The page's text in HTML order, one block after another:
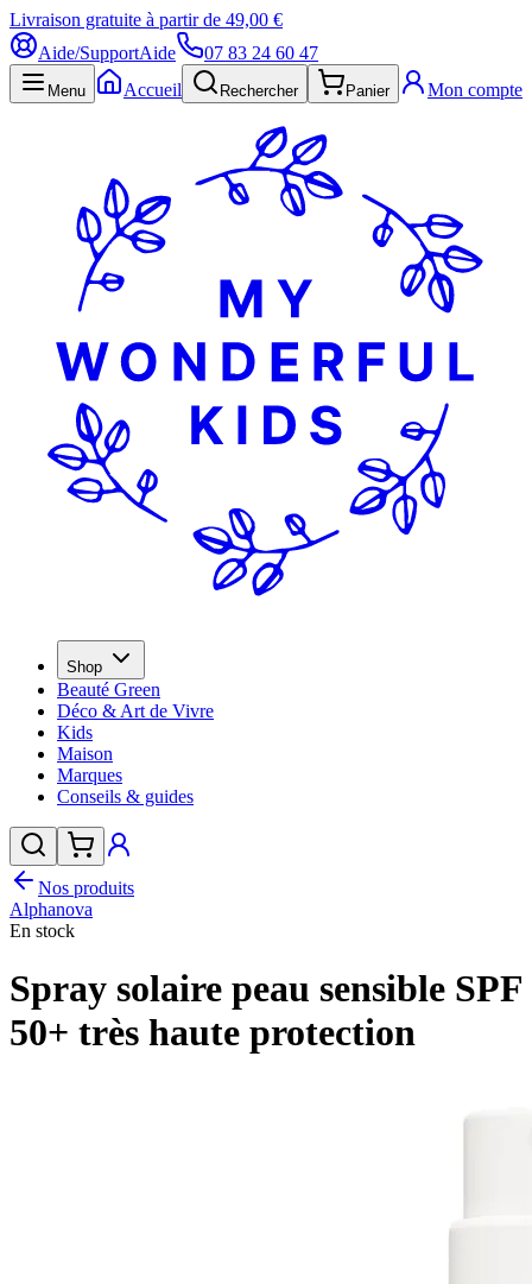
Livraison gratuite à partir de 49,00 €
Aide/SupportAide 07 83 24 60 47
Menu Accueil Rechercher Panier Mon compte
Shop
Beauté Green
Déco & Art de Vivre
Kids
Maison
Marques
Conseils & guides
Nos produits
Alphanova
En stock
Spray solaire peau sensible SPF
50+ très haute protection